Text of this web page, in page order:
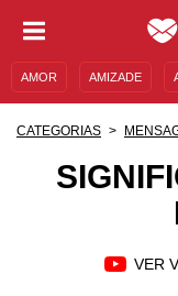
AMOR AMIZADE
CATEGORIAS
VER